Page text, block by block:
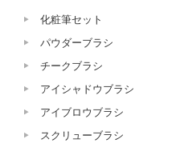
化粧筆セット
パウダーブラシ
チークブラシ
アイシャドウブラシ
アイブロウブラシ
スクリューブラシ